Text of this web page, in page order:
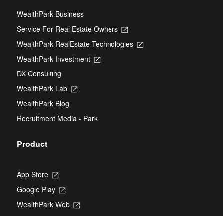
WealthPark Business
Service For Real Estate Owners
Opens
a
WealthPark RealEstate Technologies
Opens
WealthPark Investment
Opens
DX Consulting
WealthPark Lab
Opens
new
tab
WealthPark Blog
Recruitment Media - Park
Product
App Store
Opens
a
new
tab
Google Play
Opens
a
WealthPark Web
Opens